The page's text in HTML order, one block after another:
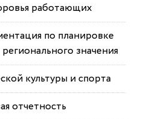
работающих
по планировке
значения
культуры и спорта
отчетность